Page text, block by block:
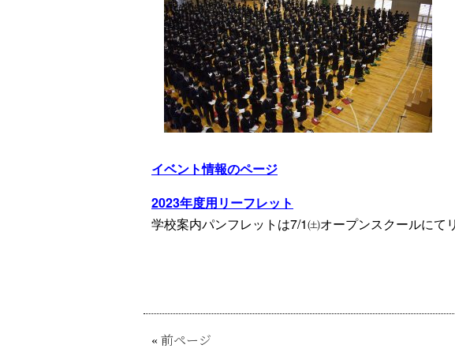
イベント情報のページ
2023年度用リーフレット
学校案内パンフレットは7/1㈯オープンスクールにて
« 前ページ